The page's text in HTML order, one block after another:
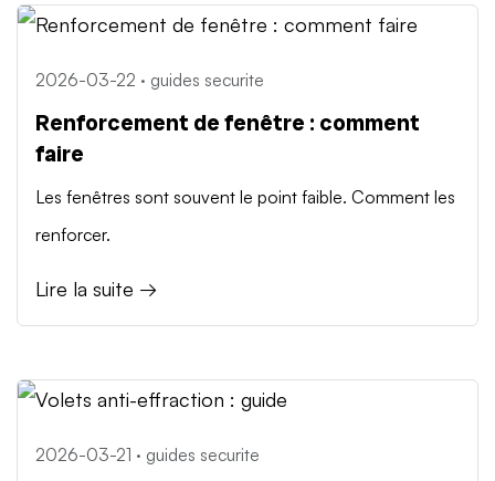
2026-03-22 · guides securite
Renforcement de fenêtre : comment
faire
Les fenêtres sont souvent le point faible. Comment les
renforcer.
Lire la suite →
2026-03-21 · guides securite